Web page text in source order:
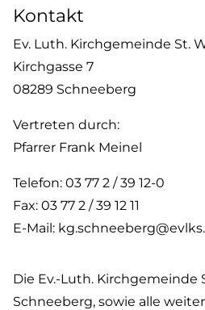
Kontakt
Ev. Luth. Kirchgemeinde St.
Kirchgasse 7
08289 Schneeberg
Vertreten durch:
Pfarrer Frank Meinel
Telefon: 03 77 2 / 39 12-0
Fax: 03 77 2 / 39 12 11
E-Mail:
Die Ev.-Luth. Kirchgemeinde
Schneeberg, sowie alle